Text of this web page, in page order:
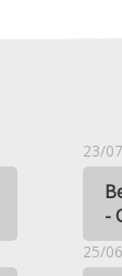
23/
-
25/